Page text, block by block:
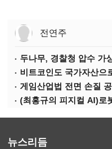
전연주
뉴스리듬